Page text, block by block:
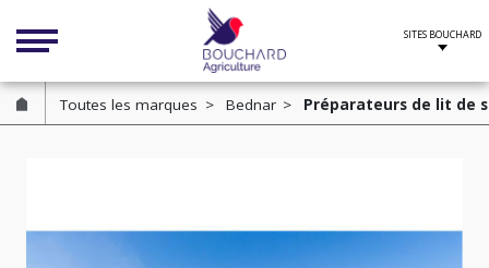
Toutes les marques Bednar Préparateurs de lit de